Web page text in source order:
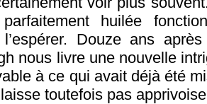
parfaitement huilée
l’espérer. Douze ans
nous livre une nouvelle
à ce qui avait déjà été
toutefois pas